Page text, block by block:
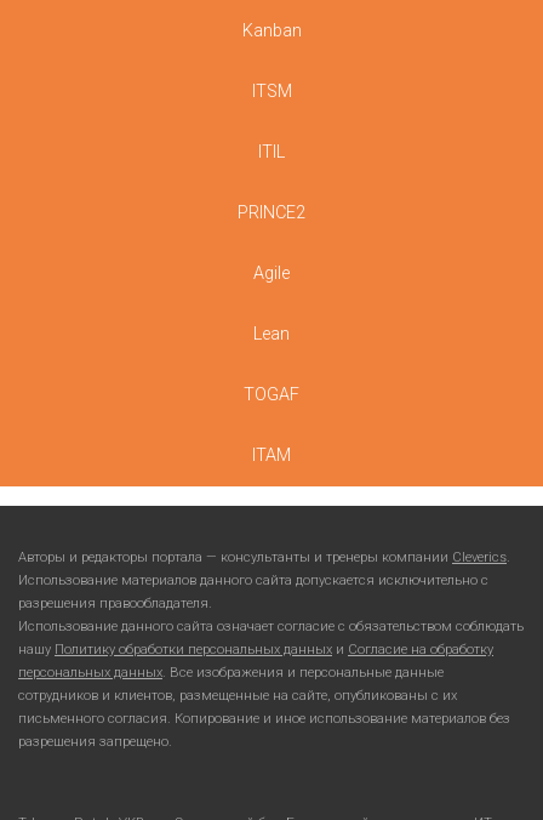
Kanban
ITSM
ITIL
PRINCE2
Agile
Lean
TOGAF
ITAM
Авторы и редакторы портала — консультанты и тренеры компании Cleverics.
Использование материалов данного сайта допускается исключительно с
разрешения правообладателя.
Использование данного сайта означает согласие с обязательством соблюдать
нашу Политику обработки персональных данных и Согласие на обработку
персональных данных. Все изображения и персональные данные
сотрудников и клиентов, размещенные на сайте, опубликованы с их
письменного согласия. Копирование и иное использование материалов без
разрешения запрещено.